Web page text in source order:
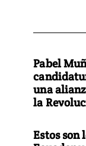
Pabel
una
la
Estos son